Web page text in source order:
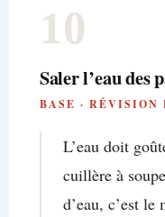
10
Saler l’eau
BASE · RÉVISION
L’eau doit
cuillère à
d’eau, c’est